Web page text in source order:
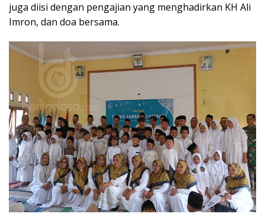
juga diisi dengan pengajian yang menghadirkan KH Ali
Imron, dan doa bersama.